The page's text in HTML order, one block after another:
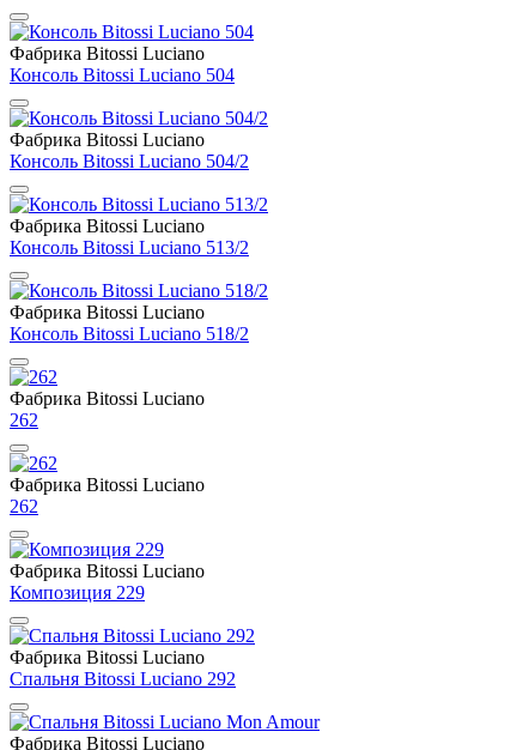
Фабрика Bitossi Luciano
Консоль Bitossi Luciano 504
Фабрика Bitossi Luciano
Консоль Bitossi Luciano 504/2
Фабрика Bitossi Luciano
Консоль Bitossi Luciano 513/2
Фабрика Bitossi Luciano
Консоль Bitossi Luciano 518/2
Фабрика Bitossi Luciano
262
Фабрика Bitossi Luciano
262
Фабрика Bitossi Luciano
Композиция 229
Фабрика Bitossi Luciano
Спальня Bitossi Luciano 292
Фабрика Bitossi Luciano